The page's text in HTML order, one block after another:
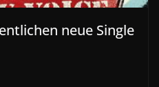
neue Single